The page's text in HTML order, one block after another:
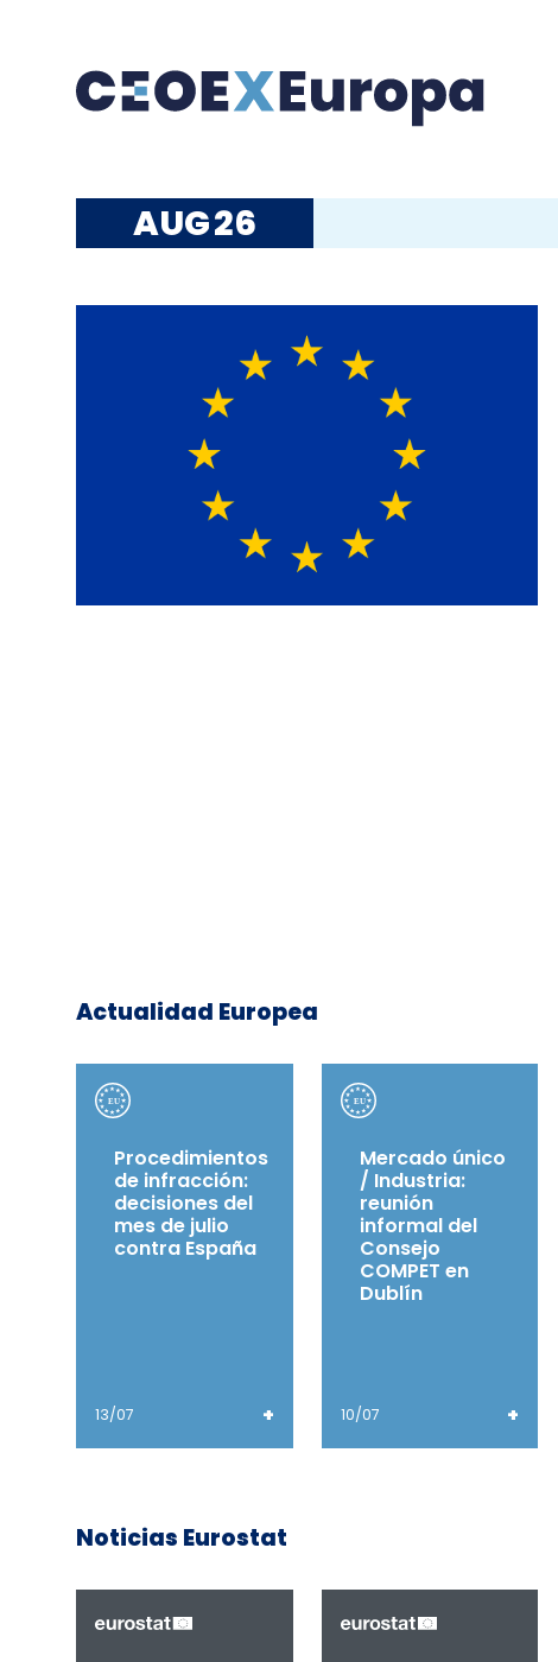
AUG26
Actualidad Europea
Procedimientos
de infracción:
decisiones del
mes de julio
contra España
13/07 +
Mercado único
/ Industria:
reunión
informal del
Consejo
COMPET en
Dublín
10/07 +
Noticias Eurostat